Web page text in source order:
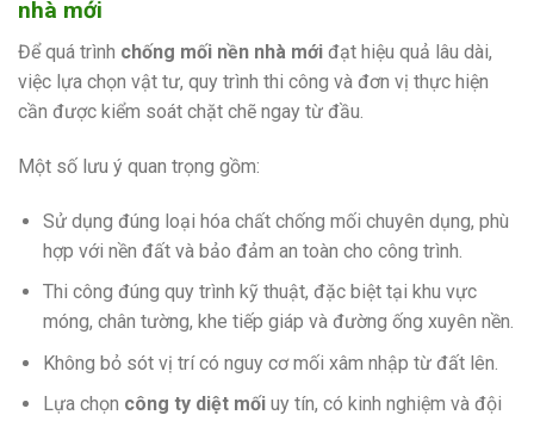
nhà mới
Để quá trình chống mối nền nhà mới đạt hiệu quả lâu dài,
việc lựa chọn vật tư, quy trình thi công và đơn vị thực hiện
cần được kiểm soát chặt chẽ ngay từ đầu.
Một số lưu ý quan trọng gồm:
Sử dụng đúng loại hóa chất chống mối chuyên dụng, phù
hợp với nền đất và bảo đảm an toàn cho công trình.
Thi công đúng quy trình kỹ thuật, đặc biệt tại khu vực
móng, chân tường, khe tiếp giáp và đường ống xuyên nền.
Không bỏ sót vị trí có nguy cơ mối xâm nhập từ đất lên.
Lựa chọn công ty diệt mốiuy tín, có kinh nghiệm và đội